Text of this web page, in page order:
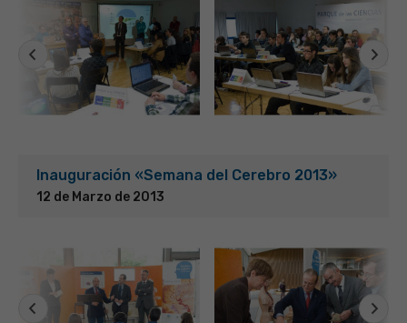
Inauguración «Semana del Cerebro 2013»
12 de Marzo de 2013